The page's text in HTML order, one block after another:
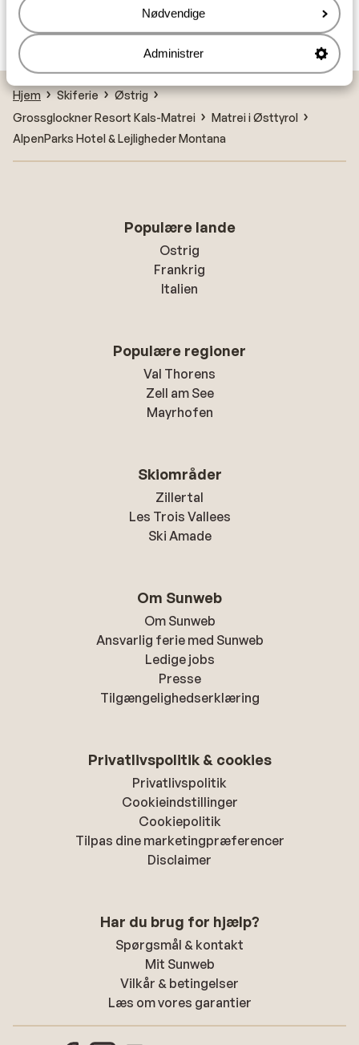
Nødvendige
Administrer
Lejligheder Goldried
Hjem Skiferie
Østrig
Grossglockner Resort Kals-Matrei
Matrei i Østtyrol
AlpenParks Hotel & Lejligheder Montana
Populære lande
Ostrig
Frankrig
Italien
Populære regioner
Val Thorens
Zell am See
Mayrhofen
Skiområder
Zillertal
Les Trois Vallees
Ski Amade
Om Sunweb
Om Sunweb
Ansvarlig ferie med Sunweb
Ledige jobs
Presse
Tilgængelighedserklæring
Privatlivspolitik & cookies
Privatlivspolitik
Cookieindstillinger
Cookiepolitik
Tilpas dine marketingpræferencer
Disclaimer
Har du brug for hjælp?
Spørgsmål & kontakt
Mit Sunweb
Vilkår & betingelser
Læs om vores garantier